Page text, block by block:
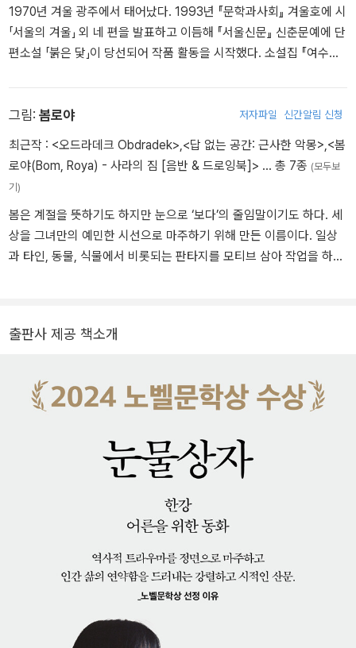
1970년 겨울 광주에서 태어났다. 1993년 『문학과사회』 겨울호에 시
「서울의 겨울」 외 네 편을 발표하고 이듬해 『서울신문』 신춘문예에 단
편소설 「붉은 닻」이 당선되어 작품 활동을 시작했다. 소설집 『여수의
『소년이 온다』 『흰』 『작별하지 않는다』, 시집 『서랍에 저녁을 넣어 두
었다』 등을 출간했다. 오늘의 젊은 예술가상, 이상문학상, 동리문학
상, 만해문학상, 황순원문학상, 김유정문학상, 김만중문학상, 대산문
학상, 인터내셔널 부커상, 말라파르테 문학상, 산클레멘테 문학상, 메
디치 외국문학상, 에밀 기메 아시아문학상 등을 수상했으며, 노르웨
이 ‘미래 도서관’ 프로젝트 참여 작가로 선정되었다. 2024년 한국 최
초 노벨문학상을 수상했다.
그림: 봄로야 저자파일 신간알림 신청
최근작 : <오드라데크 Obdradek>,<답 없는 공간: 근사한 악몽>,<봄
로야(Bom, Roya) - 사라의 짐 [음반 & 드로잉북]> … 총 7종 (모두보
기)
봄은 계절을 뜻하기도 하지만 눈으로 ‘보다’의 줄임말이기도 하다. 세
상을 그녀만의 예민한 시선으로 마주하기 위해 만든 이름이다. 일상
과 타인, 동물, 식물에서 비롯되는 판타지를 모티브 삼아 작업을 하고
수록 더 따뜻하고 힘차게 누군가의 손을 잡아줄 수 있는 생을 사는 게
이다. 숙명여자대학교 시각디자인과, 홍익대학교 대학원 예술학과 졸
업. 2007년 그림소설과 앨범 《선인장 크래커》 출간. 2009년 마카오
출판사 제공 책소개